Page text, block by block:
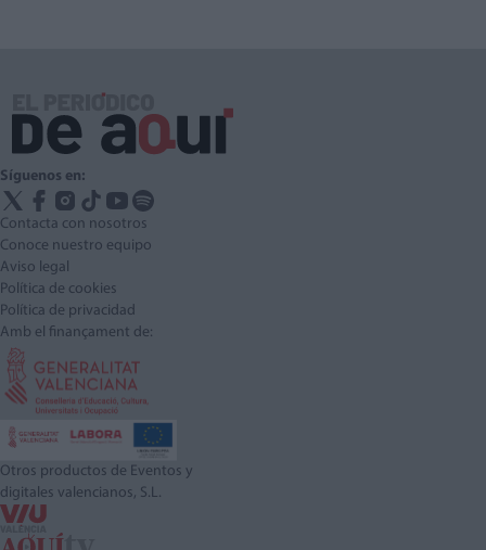
Síguenos en:
Contacta con nosotros
Conoce nuestro equipo
Aviso legal
Política de cookies
Política de privacidad
Amb el finançament de:
Otros productos de Eventos y
digitales valencianos, S.L.